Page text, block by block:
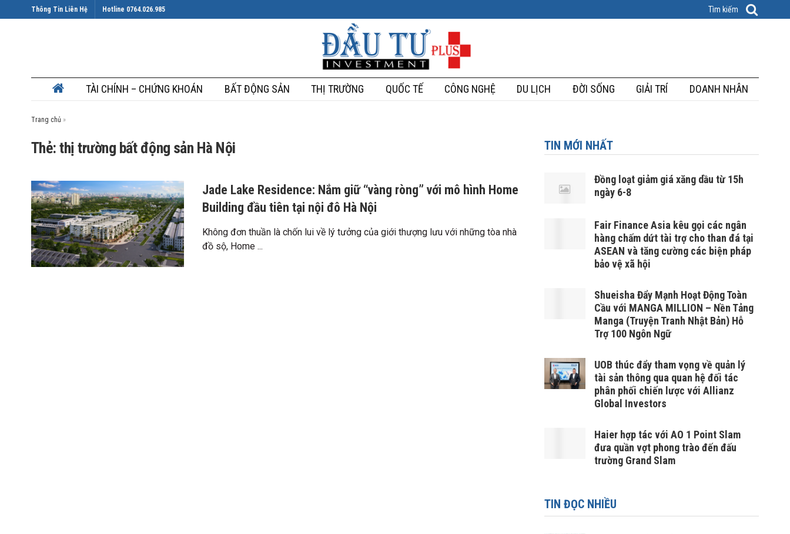
Thông Tin Liên Hệ Hotline 0764.026.985
TÀI CHÍNH – CHỨNG KHOÁN BẤT ĐỘNG SẢN THỊ TRƯỜNG QUỐC TẾ CÔNG NGHỆ DU LỊCH ĐỜI SỐNG GIẢI TRÍ DOANH NHÂN
Trang chủ »
Thẻ: thị trường bất động sản Hà Nội
Jade Lake Residence​: Nắm giữ “vàng ròng” với mô hình Home
Building đầu tiên tại nội đô Hà Nội
Không đơn thuần là chốn lui về lý tưởng của giới thượng lưu với những tòa nhà
đồ sộ, Home ...
TIN MỚI NHẤT
Đồng loạt giảm giá xăng dầu từ 15h
ngày 6-8
Fair Finance Asia kêu gọi các ngân
hàng chấm dứt tài trợ cho than đá tại
ASEAN và tăng cường các biện pháp
bảo vệ xã hội
Shueisha Đẩy Mạnh Hoạt Động Toàn
Cầu với MANGA MILLION – Nền Tảng
Manga (Truyện Tranh Nhật Bản) Hỗ
Trợ 100 Ngôn Ngữ
UOB thúc đẩy tham vọng về quản lý
tài sản thông qua quan hệ đối tác
phân phối chiến lược với Allianz
Global Investors
Haier hợp tác với AO 1 Point Slam
đưa quần vợt phong trào đến đấu
trường Grand Slam
TIN ĐỌC NHIỀU